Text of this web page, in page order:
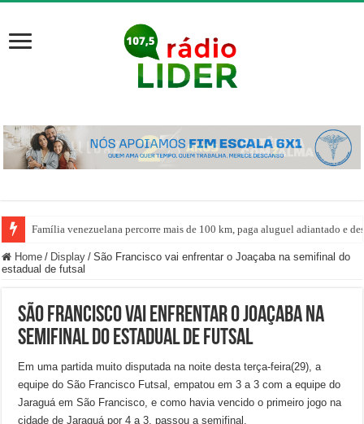
Família venezuelana percorre mais de 100 km, paga aluguel adiantado e
Home / Display / São Francisco vai enfrentar o Joaçaba na semifinal do
estadual de futsal
São Francisco vai enfrentar o Joaçaba na
semifinal do estadual de futsal
Em uma partida muito disputada na noite desta terça-feira(29), a
equipe do São Francisco Futsal, empatou em 3 a 3 com a equipe do
Jaraguá em São Francisco, e como havia vencido o primeiro jogo na
cidade de Jaraguá por 4 a 3, passou a semifinal.